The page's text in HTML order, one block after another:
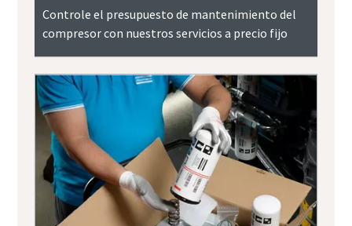
Controle el presupuesto de mantenimiento del
compresor con nuestros servicios a precio fijo